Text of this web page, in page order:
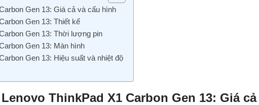
Gen 13: Giá cả và cấu hình
Gen 13: Thiết kế
Gen 13: Thời lượng pin
Gen 13: Màn hình
Gen 13: Hiệu suất và nhiệt độ
ThinkPad X1 Carbon Gen 13: Giá cả